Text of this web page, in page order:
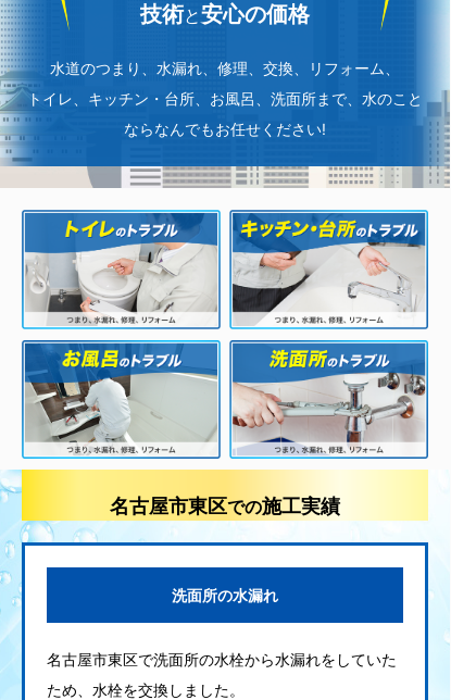
技術と安心の価格
水道のつまり、水漏れ、修理、交換、リフォーム、
トイレ、キッチン・台所、お風呂、洗面所まで、水のこと
ならなんでもお任せください!
名古屋市東区での施工実績
洗面所の水漏れ
名古屋市東区で洗面所の水栓から水漏れをしていた
ため、水栓を交換しました。